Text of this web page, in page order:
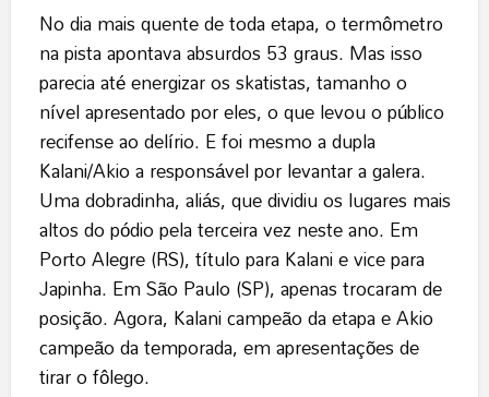
No dia mais quente de toda etapa, o termômetro
na pista apontava absurdos 53 graus. Mas isso
parecia até energizar os skatistas, tamanho o
nível apresentado por eles, o que levou o público
recifense ao delírio. E foi mesmo a dupla
Kalani/Akio a responsável por levantar a galera.
Uma dobradinha, aliás, que dividiu os lugares mais
altos do pódio pela terceira vez neste ano. Em
Porto Alegre (RS), título para Kalani e vice para
Japinha. Em São Paulo (SP), apenas trocaram de
posição. Agora, Kalani campeão da etapa e Akio
campeão da temporada, em apresentações de
tirar o fôlego.